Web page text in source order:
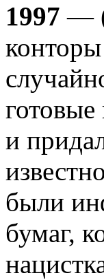
1997 —
и
были
бумаг,